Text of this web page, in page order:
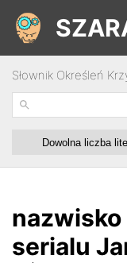
Słownik Określeń
nazwisko
serialu